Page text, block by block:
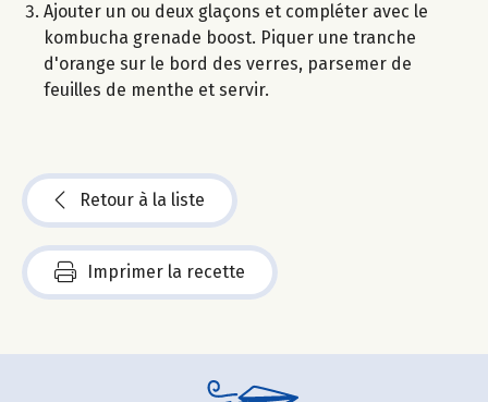
Ajouter un ou deux glaçons et compléter avec le
kombucha grenade boost. Piquer une tranche
d'orange sur le bord des verres, parsemer de
feuilles de menthe et servir.
Retour à la liste
Imprimer la recette